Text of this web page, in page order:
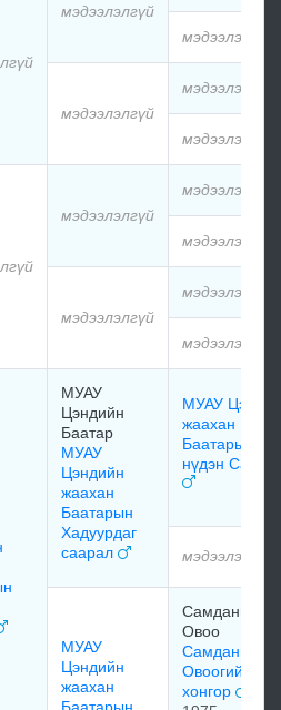
мэдээлэлгүй
мэдээлэлгүй
мэдээлэлгүй
мэдээлэлгүй
мэдээлэлгүй
мэдээлэлгүй
мэдээлэлгүй
мэдээлэлгүй
мэдээлэлгүй
мэдээлэлгүй
мэдээлэлгүй
МУАУ
Цэндийн
Баатар
МУАУ
Цэндийн
жаахан
Баатарын
Хадуурдаг
саарал
МУАУ
жаахан
Баатарын
нүдэн
мэдээлэлгүй
МУАУ
Цэндийн
жаахан
Баатарын
Овоо
Овоогийн
хонгор